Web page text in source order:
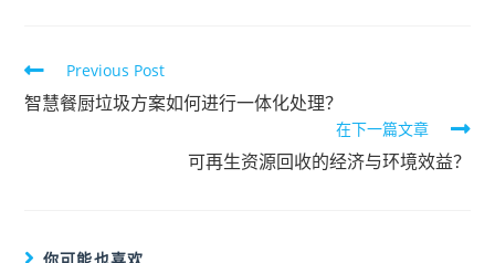
Previous Post
智慧餐厨垃圾方案如何进行一体化处理？
在下一篇文章
可再生资源回收的经济与环境效益？